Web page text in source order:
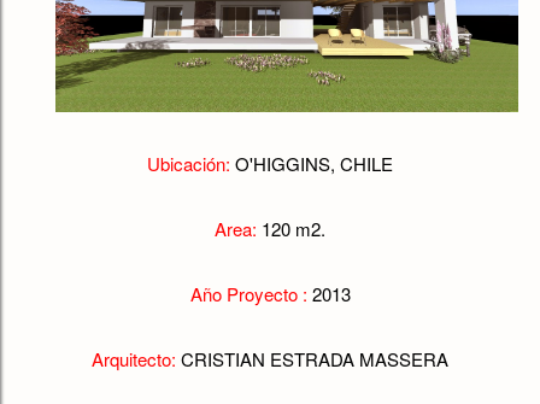
Ubicación: O'HIGGINS, CHILE
Area: 120 m2.
Año Proyecto : 2013
Arquitecto: CRISTIAN ESTRADA MASSERA